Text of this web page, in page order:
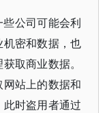
公司可能会利
密和数据，也
取商业数据。
站上的数据和
时盗用者通过